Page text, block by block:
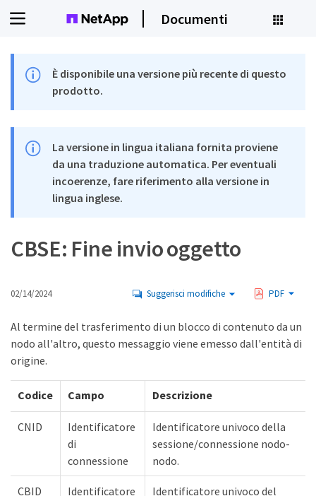
Documenti
È disponibile una versione più recente di questo
prodotto.
La versione in lingua italiana fornita proviene
da una traduzione automatica. Per eventuali
incoerenze, fare riferimento alla versione in
lingua inglese.
CBSE: Fine invio oggetto
02/14/2024 Suggerisci modifiche PDF
Al termine del trasferimento di un blocco di contenuto da un
nodo all'altro, questo messaggio viene emesso dall'entità di
origine.
Codice Campo Descrizione
CNID
Identificatore
di
connessione
Identificatore univoco della
sessione/connessione nodo-
nodo.
CBID
Identificatore
Identificatore univoco del